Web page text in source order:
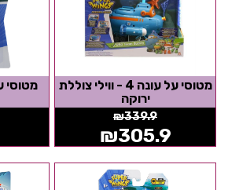
מטוסי על עונה 4 - ווילי צוללת
ירוקה
₪339.9
₪305.9
מטוסי